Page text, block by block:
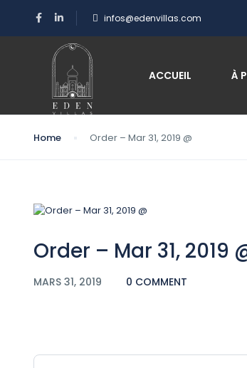
infos@edenvillas.com
ACCUEIL À
Blog
Home Order – Mar 31, 2019 @
Order – Mar 31, 2019
MARS 31, 2019 0 COMMENT